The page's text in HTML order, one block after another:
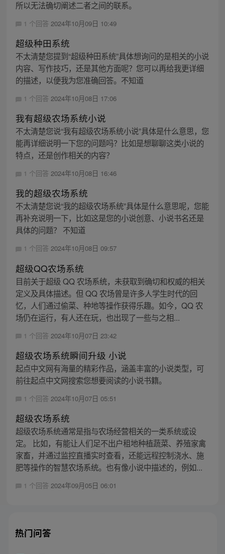
所以无法确切阐述二者之间的联系。
1 个回答 2024年10月09日 10:49
超级种田系统
不太清楚您提到“超级种田系统”具体想询问的是相关的小说
内容、写作技巧，还是其他方面呢？您可以再给我更详细
的描述，以便我为您准确回答。不知道
1 个回答 2024年10月08日 17:06
我有超级农场系统小说
不太清楚您说“我有超级农场系统小说”具体是什么意思，您
能再详细说明一下您的问题吗？比如是想聊聊这类小说的
特点，还是创作相关的内容？
1 个回答 2024年10月08日 16:46
我的超级农场系统
不太清楚您说“我的超级农场系统”具体是什么意思呢，您能
再补充说明一下，比如这是您的小说创意、小说书名还是
具体的问题？ 不知道
1 个回答 2024年10月08日 09:57
超级QQ农场系统
目前关于超级 QQ 农场系统，未获取到确切和权威的相关
定义及具体描述。但 QQ 农场曾是许多人学生时代的回
忆，人们通过偷菜、种地等操作获得乐趣。如今，QQ 农
场仍在运行，有人还在玩，也出现了一些与之相...
1 个回答 2024年10月07日 23:42
超级农场系统瞬间升级 小说
起点中文网有海量的精彩作品，涵盖丰富的小说类型，可
前往起点中文网搜索您想要阅读的小说书籍。
1 个回答 2024年10月07日 05:51
超级农场系统
超级农场系统通常是指与农场经营相关的一类系统或设
定。 比如，有能让人们足不出户租地种植蔬菜、养殖家禽
家畜，并通过监控直播实时查看，还能远程控制浇水、施
肥等操作的智慧农场系统。也有像小说中描述的，例如...
1 个回答 2024年09月05日 06:01
热门问答